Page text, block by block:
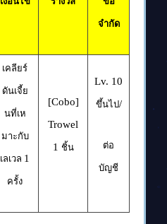
จำกัด
เคลียร์
ดันเจี้ย
นที่เห
มาะกับ
เลเวล 1
ครั้ง
[Cobo]
Trowel
1 ชิ้น
Lv. 10
ขึ้นไป /
ต่อ
บัญชี